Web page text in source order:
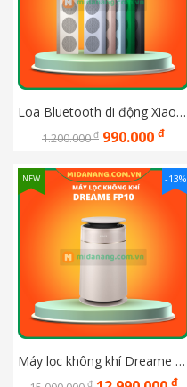
Loa Bluetooth di động Xiaomi 6W
1.200.000đ 990.000 đ
Máy lọc không khí Dreame FP10
đ đ
-13%
NEW